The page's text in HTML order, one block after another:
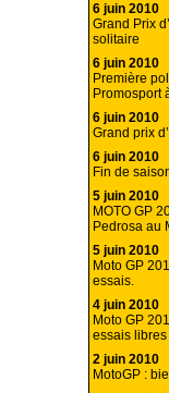
6 juin 2010
Grand Prix
solitaire
6 juin 2010
Première
Promosport
6 juin 2010
Grand prix
6 juin 2010
Fin de
5 juin 2010
MOTO GP
Pedrosa au
5 juin 2010
Moto GP
essais.
4 juin 2010
Moto GP
essais
2 juin 2010
MotoGP :